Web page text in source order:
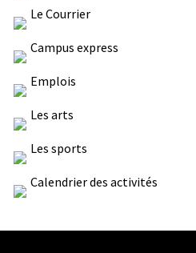
Le Courrier
Campus express
Emplois
Les arts
Les sports
Calendrier des activités